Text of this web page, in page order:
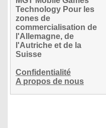
Technology Pour les
zones de
commercialisation de
l'Allemagne, de
l'Autriche et de la
Suisse
Confidentialité
A propos de nous